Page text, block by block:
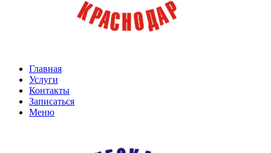
Главная
Услуги
Контакты
Записаться
Меню